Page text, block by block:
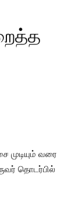
வரை
தொடர்பில்